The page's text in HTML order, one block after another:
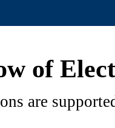
of
are